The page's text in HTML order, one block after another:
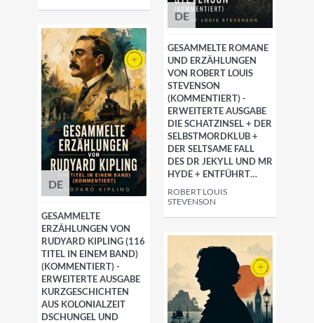
DE
GESAMMELTE ROMANE
UND ERZÄHLUNGEN
VON ROBERT LOUIS
STEVENSON
(KOMMENTIERT) -
ERWEITERTE AUSGABE
DIE SCHATZINSEL + DER
SELBSTMORDKLUB +
DER SELTSAME FALL
DES DR JEKYLL UND MR
HYDE + ENTFÜHRT…
ROBERT LOUIS
STEVENSON
DE
GESAMMELTE
ERZÄHLUNGEN VON
RUDYARD KIPLING (116
TITEL IN EINEM BAND)
(KOMMENTIERT) -
ERWEITERTE AUSGABE
KURZGESCHICHTEN
AUS KOLONIALZEIT
DSCHUNGEL UND